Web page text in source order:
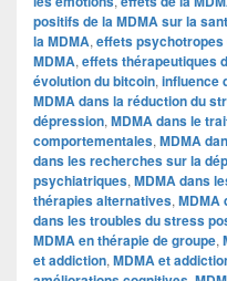
positifs de la MDMA sur la
la MDMA, effets psychotropes
MDMA, effets thérapeutiques
évolution du bitcoin, influence
MDMA dans la réduction du
dépression, MDMA dans le
comportementales, MDMA
dans les recherches sur la
psychiatriques, MDMA dans
thérapies alternatives, MDMA
dans les troubles du stress
MDMA en thérapie de groupe,
et addiction, MDMA et